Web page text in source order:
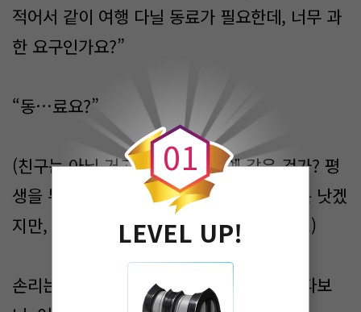
적어서 같이 여행 다닐 동료가 필요한데, 너무 과
한 요구인가요?”
“동…료요?”
(친구는 아닐 거고, 하인이나 노예 같은 건가? 평
생을 부려먹겠다는 뜻이구나. 죽는 것보다는 낫겠
지만, 남은 인생을 노예로 살아야 하는 건가.)
손리는 준이 어서 말하라는 눈으로 계속 쳐다보
0
0
1
LEVEL UP!